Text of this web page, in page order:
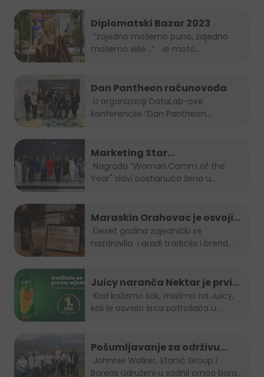
Diplomatski Bazar 2023
možemo više…“ ..je moto
Dan Pantheon računovođa
konferencije “Dan Pantheon
Marketing Star
Woman.Comm of the Year za
2023 je naša direktorica Amra
Year" slavi postignuća žena u...
Maraskin Orahovac je osvojio
zlatnu plaketu na Spirit fest-u
2023
nazdravlja i gradi tradicija I brend...
Juicy naranča Nektar je prvi
izbor potrošača u BiH
koji je osvojio srca potrošača u
Pošumljavanje za održivu
budućnost
Boreas udruženi u sadnji crnog bora...